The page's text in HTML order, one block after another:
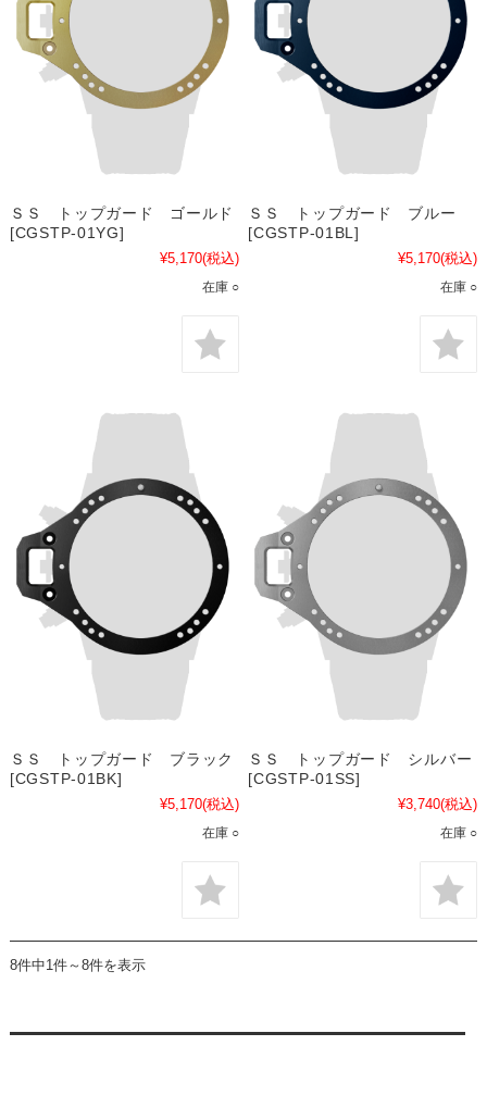
ＳＳ トップガード ゴールド
[CGSTP-01YG]
¥5,170(税込)
在庫 ○
ＳＳ トップガード ブルー
[CGSTP-01BL]
¥5,170(税込)
在庫 ○
ＳＳ トップガード ブラック
[CGSTP-01BK]
¥5,170(税込)
在庫 ○
ＳＳ トップガード シルバー
[CGSTP-01SS]
¥3,740(税込)
在庫 ○
8件中1件～8件を表示